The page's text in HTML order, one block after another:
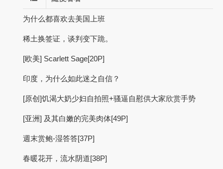
为什么都喜欢去美国上班
稀土换签证，谈判变下跪。
[欧美] Scarlett Sage[20P]
印度，为什么如此迷之自信？
[原创]饥渴大奶少妇自拍照+骚逼自慰供大家欣赏手势
[亚洲] 及其白嫩的完美肉体[49P]
週末赏鲍-湿答答[37P]
春暖花开，流水阴道[38P]